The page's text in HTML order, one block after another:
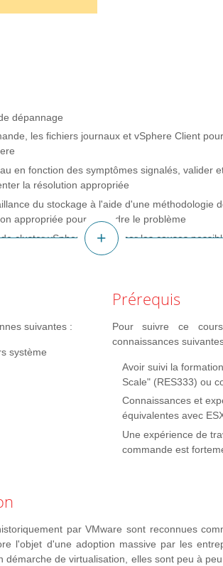
dépannage
les fichiers journaux et vSphere Client
en fonction des symptômes signalés, valider
la résolution appropriée
du stockage à l'aide d'une méthodologie
appropriée pour résoudre le problème
cluster vSphere et analyser les causes
haute disponibilité de VMware vSphere et
virtuelle, y compris les problèmes de
de performances avec les composants
suivantes :
système
Prérequis
Pour suivre ce
connaissances
Avoir suivi la
Scale" (RES333) ou
Connaissances et
équivalentes avec
Une expérience de
commande est
par VMware sont reconnues
l'objet d'une adoption massive par les
démarche de virtualisation, elles sont peu à